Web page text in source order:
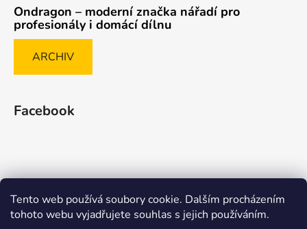
Tento web používá soubory cookie. Dalším procházením
tohoto webu vyjadřujete souhlas s jejich používáním.
Ondragon – moderní značka nářadí pro
profesionály i domácí dílnu
ARCHIV
Facebook
Způsob ověřování recenzí